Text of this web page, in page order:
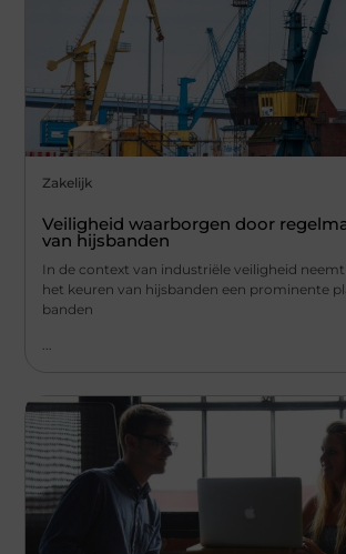
Zakelijk
Veiligheid waarborgen door
van hijsbanden
In de context van industriële veiligheid
het keuren van hijsbanden een prominente
banden